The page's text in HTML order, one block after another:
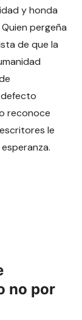
y honda
pergeña
de que la
reconoce
le
no por